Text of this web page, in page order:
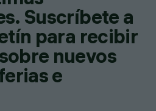
Suscríbete a
para recibir
nuevos
e